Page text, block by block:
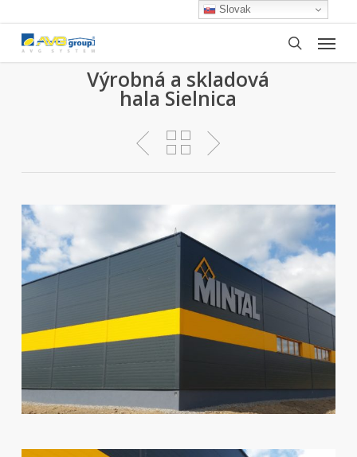
main
content
search
Menu
Výrobná a skladová
hala Sielnica
Slovak